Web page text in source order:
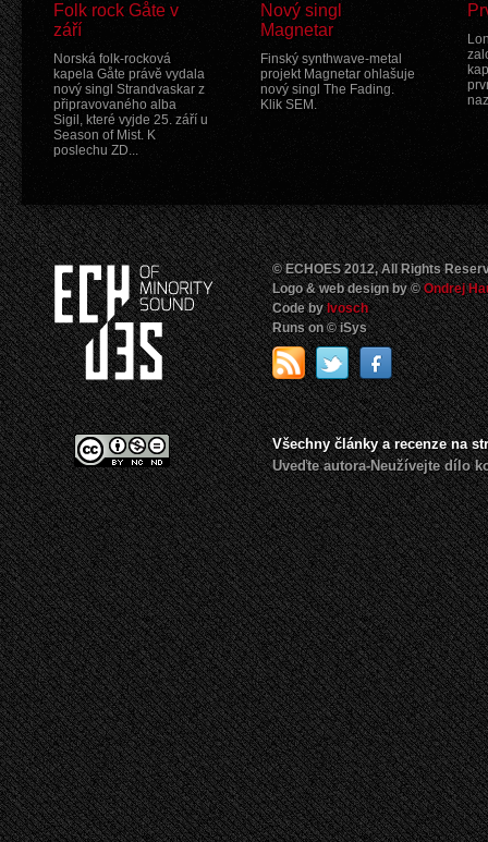
Folk rock Gåte v
září
Norská folk-rocková
kapela Gåte právě vydala
nový singl Strandvaskar z
připravovaného alba
Sigil, které vyjde 25. září u
Season of Mist. K
poslechu ZD...
Nový singl
Magnetar
Finský synthwave-metal
projekt Magnetar ohlašuje
nový singl The Fading.
Klik SEM.
© ECHOES 2012, All Rights
Logo & web design by ©Ondrej
Code byIvosch
Runs on © iSys
Všechny články a recenze na
Uveďte autora-Neužívejte dílo